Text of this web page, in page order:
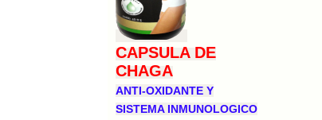
CAPSULA DE
CHAGA
ANTI-OXIDANTE Y
SISTEMA INMUNOLOGICO